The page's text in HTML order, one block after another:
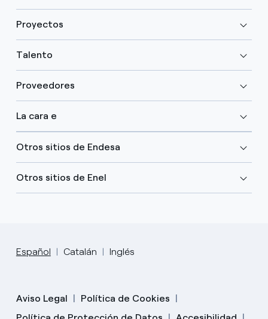
Proyectos
Talento
Proveedores
La cara e
Otros sitios de Endesa
Otros sitios de Enel
Español Catalán Inglés
Aviso Legal
Política de Cookies